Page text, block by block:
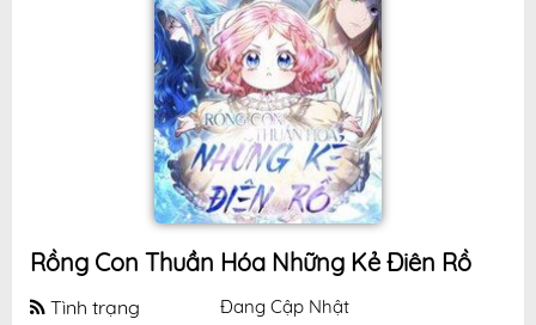
Rồng Con Thuần Hóa Những Kẻ Điên Rồ
Tình trạng Đang Cập Nhật